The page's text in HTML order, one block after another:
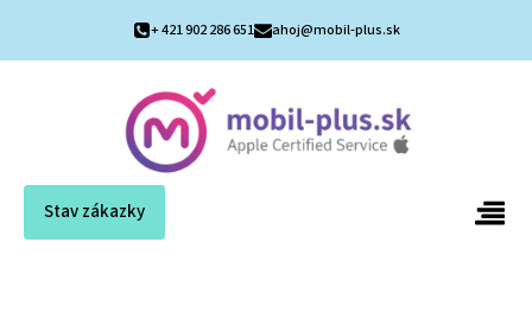
+ 421 902 286 651 ahoj@mobil-plus.sk
Stav zákazky